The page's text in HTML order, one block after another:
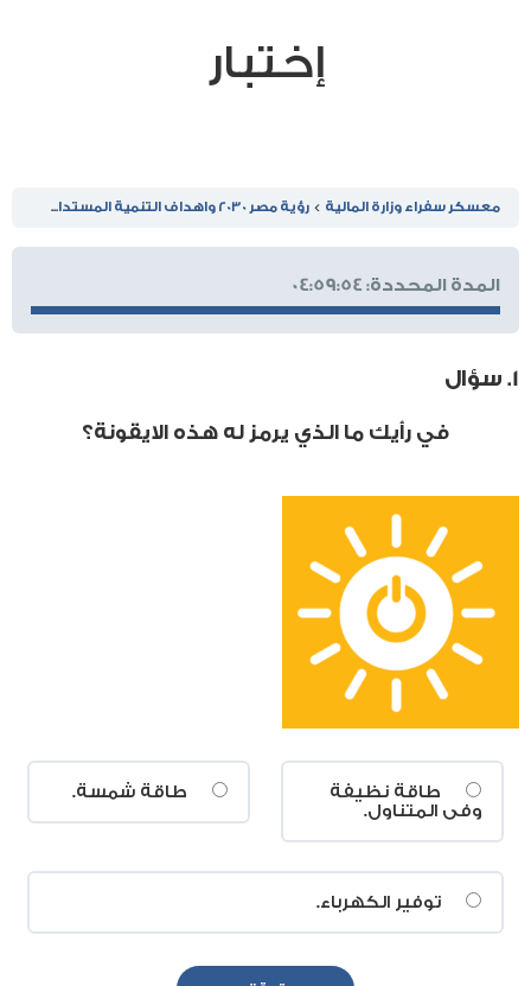
إختبار
معسكر سفراء وزارة المالية رؤية مصر 2030 واهداف التنمية المستدامة
المدة المحددة: 04:59:54
1. سؤال
في رأيك ما الذي يرمز له هذه الايقونة؟
طاقة نظيفة
وفى المتناول.
طاقة شمسة.
توفير الكهرباء.